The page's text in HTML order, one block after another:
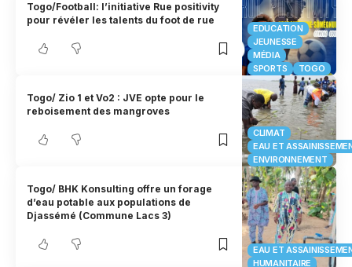
EDUCATION
JEUNESSE
MÉDIA
SPORTS
TOGO
Togo/Football: l’initiative Rue positivity
pour révéler les talents du foot de rue
CLIMAT
EAU ET
ENVIRONNEMENT
Togo/ Zio 1 et Vo2 : JVE opte pour le
reboisement des mangroves
EAU ET
HUMANITAIRE
Togo/ BHK Konsulting offre un forage
d’eau potable aux populations de
Djassémé (Commune Lacs 3)